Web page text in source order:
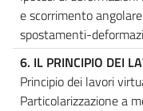
e scorrimento
spostamenti-
6. IL PRINCIPIO DEI
Principio dei lavori
Particolarizzazione a